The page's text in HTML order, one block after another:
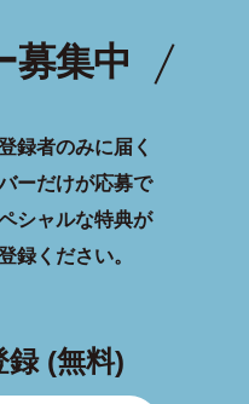
募集中
録者のみに届く
ーだけが応募で
シャルな特典が
録ください。
録 (無料)